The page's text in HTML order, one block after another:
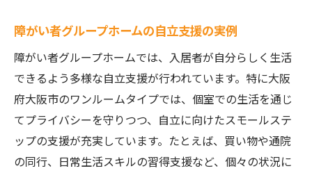
障がい者グループホームの自立支援の実例
障がい者グループホームでは、入居者が自分らしく生活
できるよう多様な自立支援が行われています。特に大阪
府大阪市のワンルームタイプでは、個室での生活を通じ
てプライバシーを守りつつ、自立に向けたスモールステ
ップの支援が充実しています。たとえば、買い物や通院
の同行、日常生活スキルの習得支援など、個々の状況に